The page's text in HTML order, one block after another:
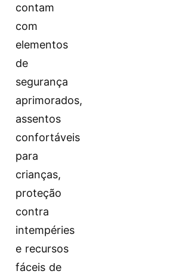
contam
com
elementos
de
segurança
aprimorados,
assentos
confortáveis
para
crianças,
proteção
contra
intempéries
e recursos
fáceis de